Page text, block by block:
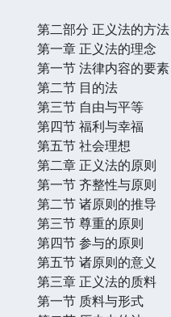
第二部分 正义法的方法
第一章 正义法的理念
第一节 法律内容的要素
第二节 目的法
第三节 自由与平等
第四节 福利与幸福
第五节 社会理想
第二章 正义法的原则
第一节 齐整性与原则
第二节 诸原则的推导
第三节 尊重的原则
第四节 参与的原则
第五节 诸原则的意义
第三章 正义法的质料
第一节 质料与形式